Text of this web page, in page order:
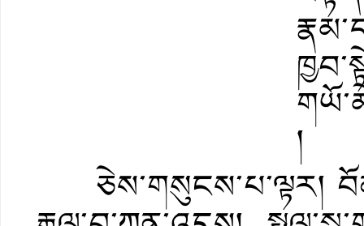
།
ཅེས་གསུངས་པ་ལྟར།